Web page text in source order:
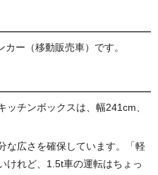
ー（移動販売車）です。
ッチンボックスは、幅241cm、
な広さを確保しています。「軽
けれど、1.5t車の運転はちょっ